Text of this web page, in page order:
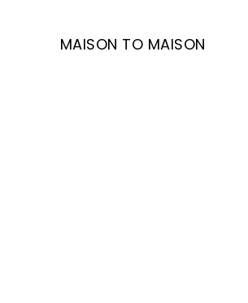
MAISON TO MAISON